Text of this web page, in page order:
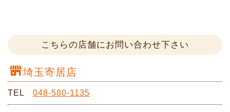
こちらの店舗にお問い合わせ下さい
埼玉寄居店
TEL 048-580-1135